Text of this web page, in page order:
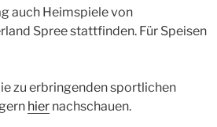
auch Heimspiele von
Spree stattfinden. Für Speisen
zu erbringenden sportlichen
hier nachschauen.